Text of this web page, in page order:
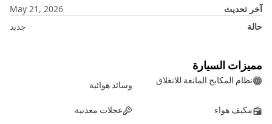
آخر تحديث
May 21, 2026
حالة
جديد
مميزات السيارة
نظام المكابح المانعة للانغلاق وسائد هوائية
مكيف هواء عجلات معدنية